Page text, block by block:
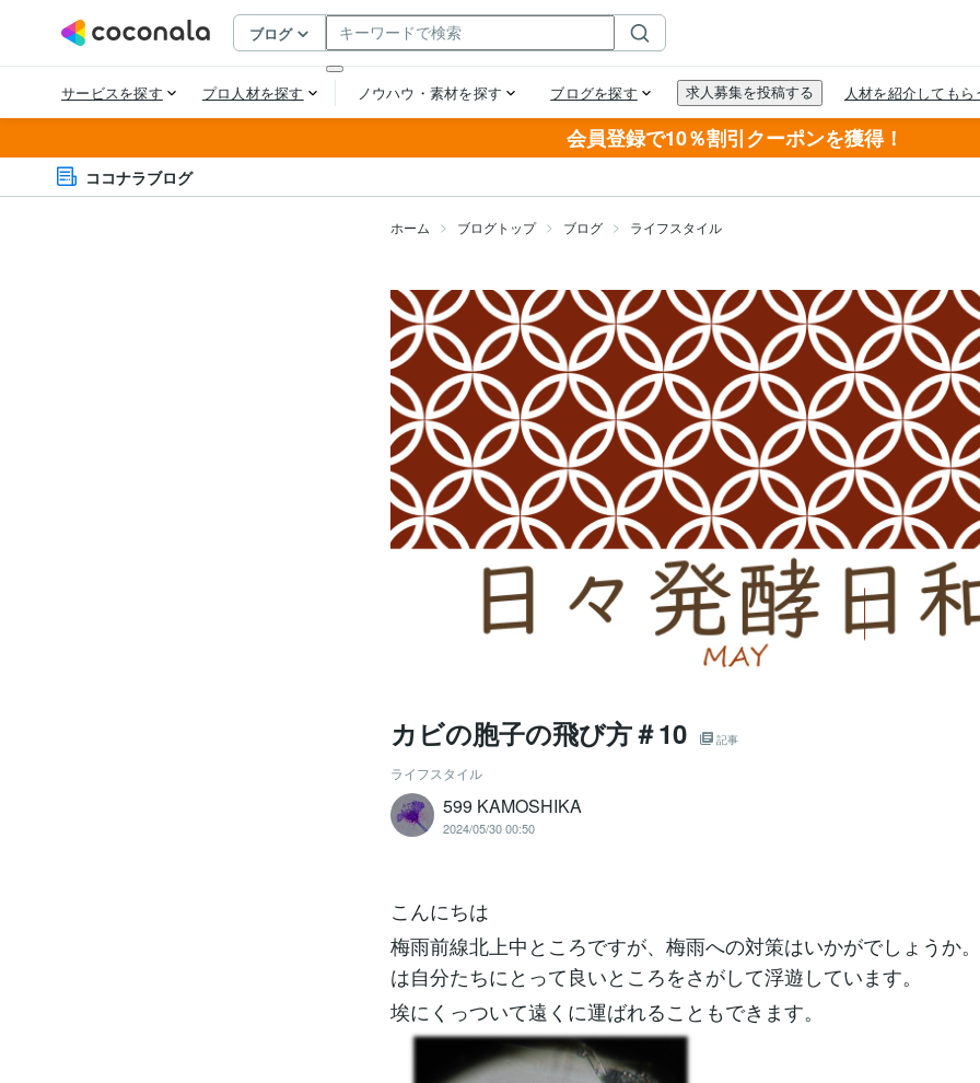
会員登録で10％割引クーポンを獲得！
ココナラブログ
ホーム ブログトップ ブログ ライフスタイル
カビの胞子の飛び方＃10 記事
ライフスタイル
599 KAMOSHIKA
2024/05/30 00:50
こんにちは
梅雨前線北上中ところですが、梅雨への対策はいかがでしょうか
は自分たちにとって良いところをさがして浮遊しています。
埃にくっついて遠くに運ばれることもできます。